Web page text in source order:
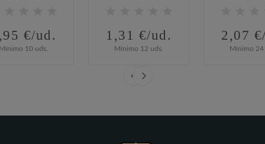
€/ud.
10 uds.
1,31 €/ud.
Mínimo 12 uds.
2,07
Mínimo 24